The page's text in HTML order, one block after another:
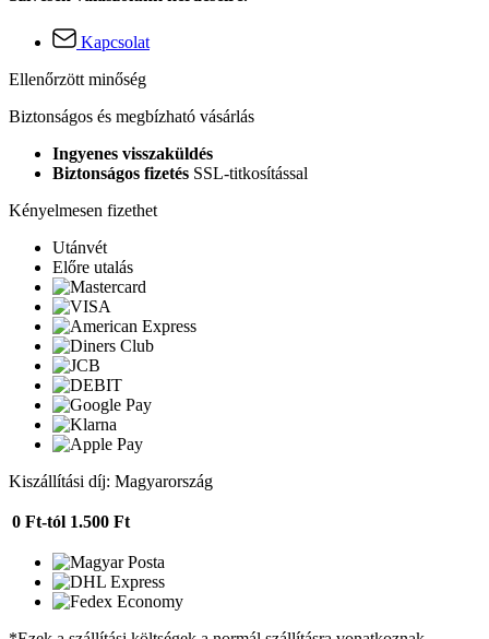
Kapcsolat
Ellenőrzött minőség
Biztonságos és megbízható vásárlás
Ingyenes visszaküldés
Biztonságos fizetés SSL-titkosítással
Kényelmesen fizethet
Utánvét
Előre utalás
Kiszállítási díj: Magyarország
0 Ft-tól 1.500 Ft